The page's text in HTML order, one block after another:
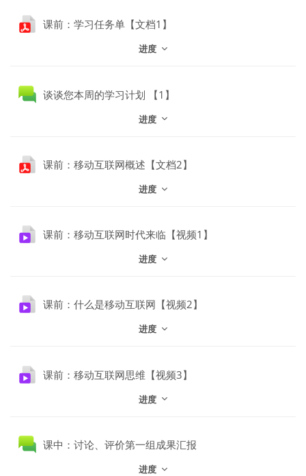
课前：学习任务单【文档1】
进度
谈谈您本周的学习计划 【1】
进度
课前：移动互联网概述【文档2】
进度
课前：移动互联网时代来临【视频1】
进度
课前：什么是移动互联网【视频2】
进度
课前：移动互联网思维【视频3】
进度
课中：讨论、评价第一组成果汇报
进度